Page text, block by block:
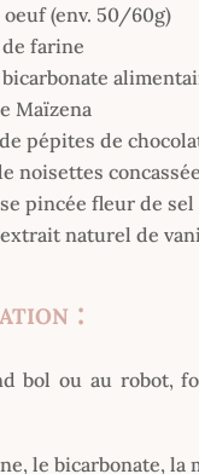
oeuf (env. 50/60g)
de farine
bicarbonate
Maïzena
pépites de
noisettes
pincée fleur de sel
naturel de
:
bol ou au robot,
le bicarbonate,